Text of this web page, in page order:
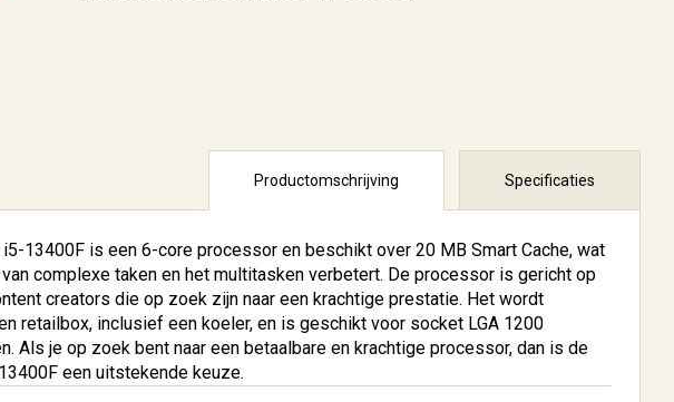
Productomschrijving Specificaties
13400F is een 6-core processor en beschikt over 20 MB Smart Cache, wat
complexe taken en het multitasken verbetert. De processor is gericht op
creators die op zoek zijn naar een krachtige prestatie. Het wordt
retailbox, inclusief een koeler, en is geschikt voor socket LGA 1200
Als je op zoek bent naar een betaalbare en krachtige processor, dan is de
een uitstekende keuze.